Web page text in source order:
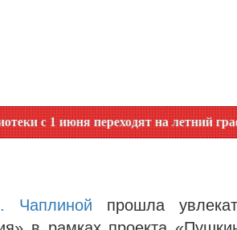
переходят на летний график
Чаплиной прошла